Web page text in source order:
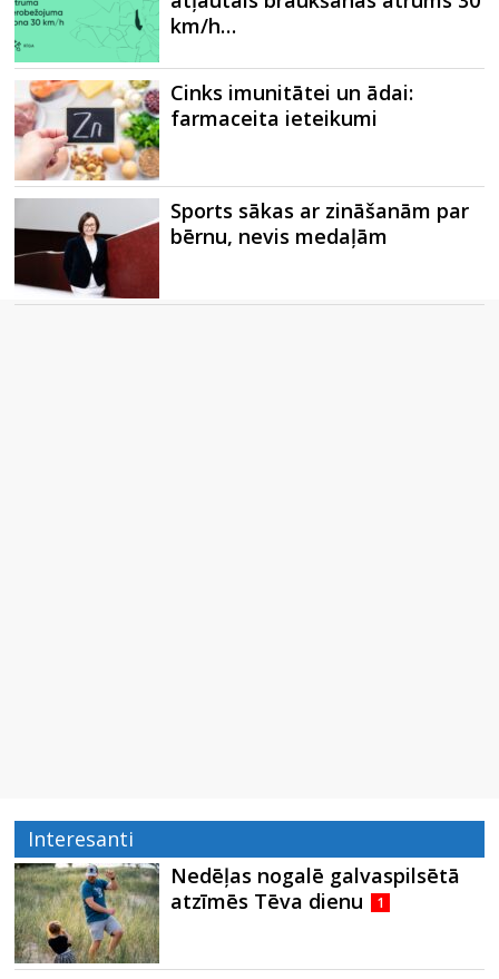
km/h…
Cinks imunitātei un ādai:
farmaceita ieteikumi
Sports sākas ar zināšanām par
bērnu, nevis medaļām
Interesanti
Nedēļas nogalē galvaspilsētā
atzīmēs Tēva dienu
1